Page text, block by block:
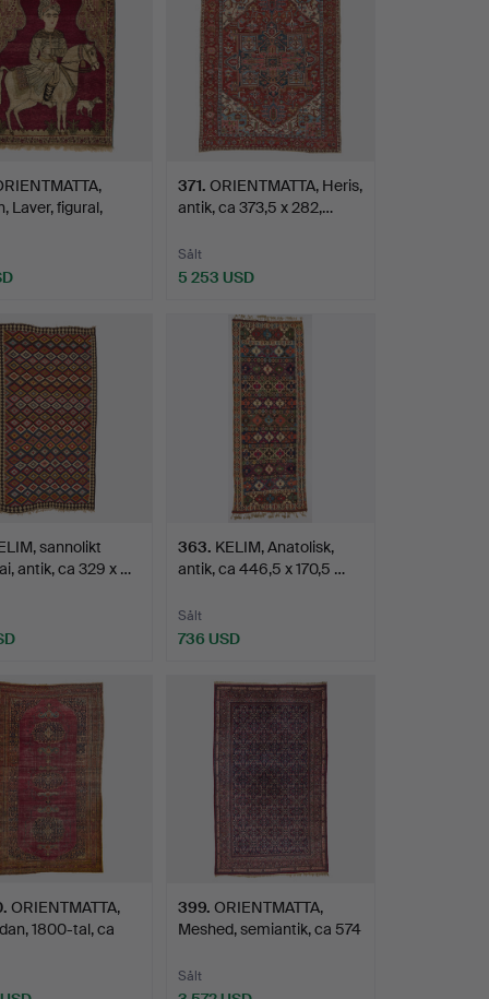
Laver, figural,
371. ORIENTMATTA, Heris,
antik, ca 373,5 x 282,…
Sålt
5 253 USD
sannolikt
antik, ca 329 x …
363. KELIM, Anatolisk,
antik, ca 446,5 x 170,5 …
Sålt
736 USD
. ORIENTMATTA,
1800-tal, ca
399. ORIENTMATTA,
Meshed, semiantik, ca 574
Sålt